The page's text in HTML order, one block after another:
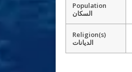
Population
السكان
Religion(s)
الديانات